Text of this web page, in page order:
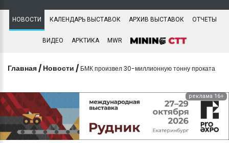
НОВОСТИ КАЛЕНДАРЬ ВЫСТАВОК АРХИВ ВЫСТАВОК ОТЧЕТЫ
ВИДЕО АРКТИКА MWR
Главная / Новости / БМК произвел 30-миллионную тонну проката
реклама 16+